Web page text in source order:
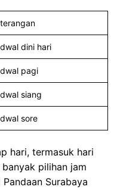
dini hari
pagi
siang
sore
hari, termasuk hari
pilihan jam
Surabaya